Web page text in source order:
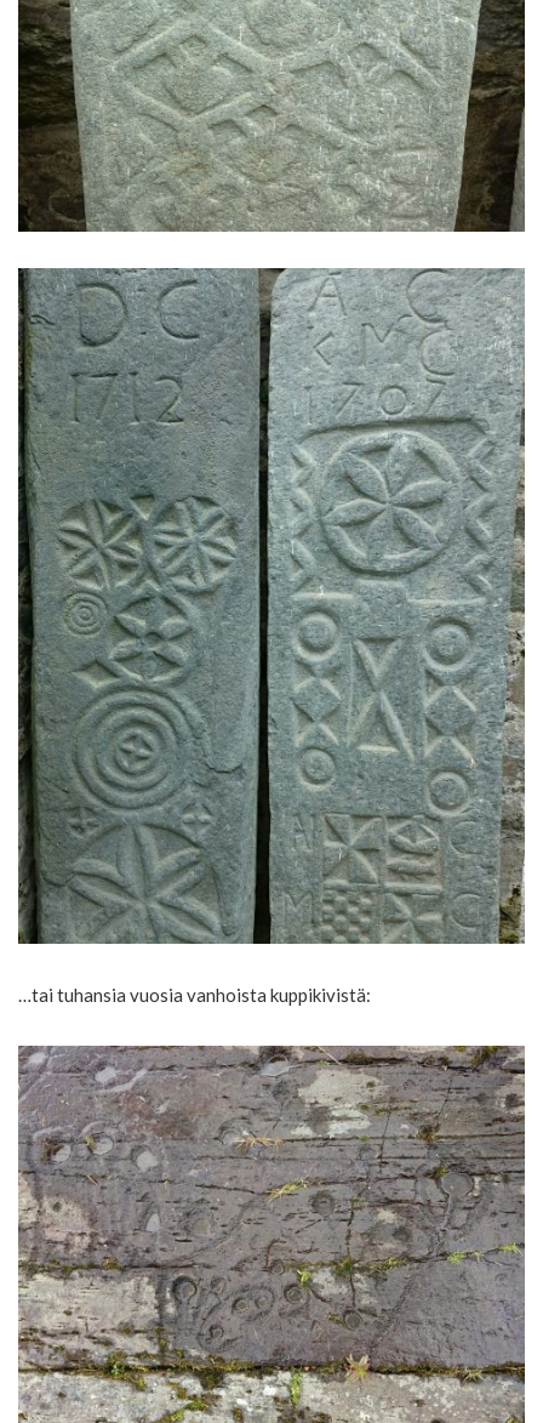
…tai tuhansia vuosia vanhoista kuppikivistä: